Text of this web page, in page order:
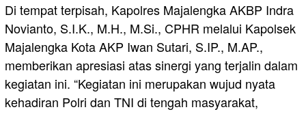
Di tempat terpisah, Kapolres Majalengka AKBP Indra
Novianto, S.I.K., M.H., M.Si., CPHR melalui Kapolsek
Majalengka Kota AKP Iwan Sutari, S.IP., M.AP.,
memberikan apresiasi atas sinergi yang terjalin dalam
kegiatan ini. “Kegiatan ini merupakan wujud nyata
kehadiran Polri dan TNI di tengah masyarakat,